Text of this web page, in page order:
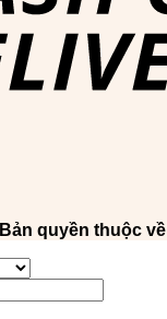
Bản quyền thuộc về